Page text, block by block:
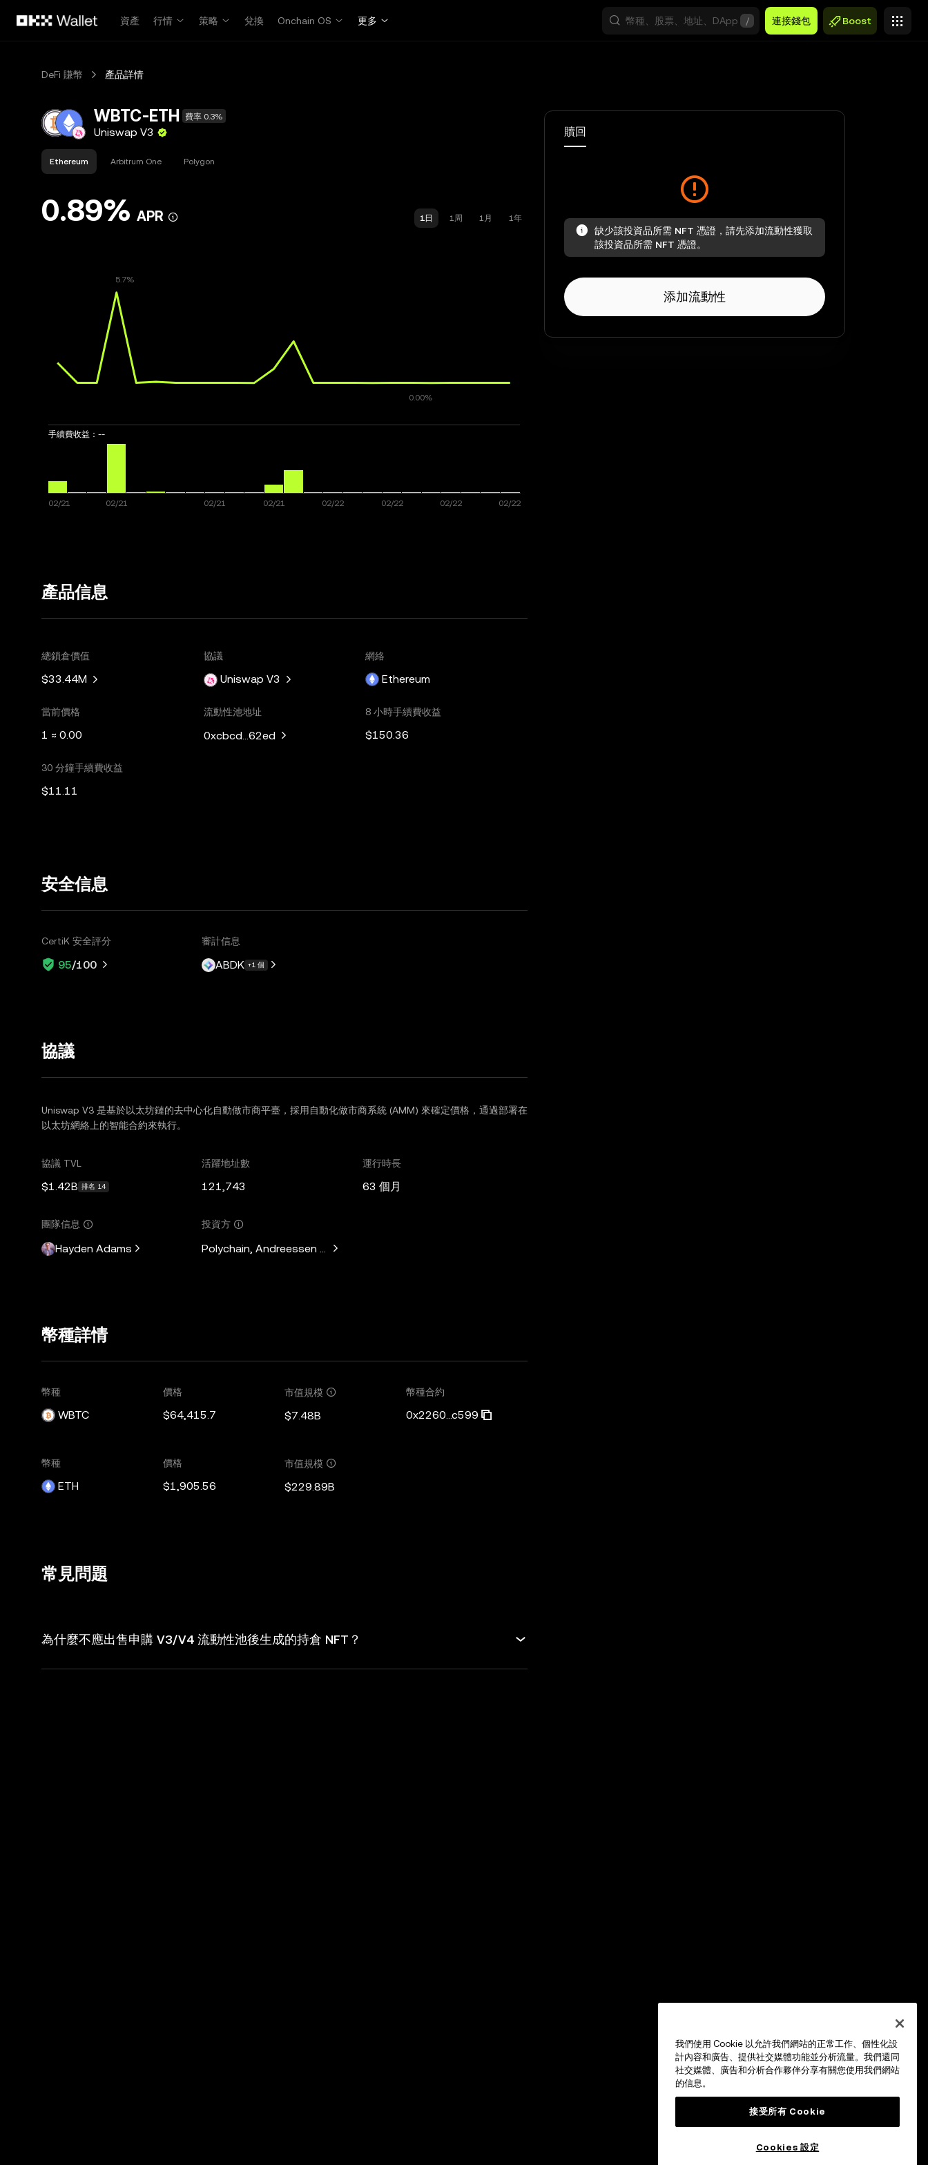
資產
行情 策略 兌換 Onchain OS 更多 / 連接錢包 Boost
DeFi 賺幣 產品詳情
WBTC-ETH 費率 0.3%
Uniswap V3
Ethereum Arbitrum One Polygon
0.89% APR 1日 1周 1月 1年
手續費收益： --
產品信息
總鎖倉價值
$33.44M
協議
Uniswap V3
網絡
Ethereum
當前價格
1 ≈ 0.00
流動性池地址
0xcbcd...62ed
8 小時手續費收益
$150.36
30 分鐘手續費收益
$11.11
安全信息
CertiK 安全評分
95/100
審計信息
ABDK +1 個
協議
Uniswap V3 是基於以太坊鏈的去中心化自動做市商平臺，採用自動化做市商系統 (AMM) 來確定價格，通過部署在
以太坊網絡上的智能合約來執行。
協議 TVL
$1.42B 排名 14
活躍地址數
121,743
運行時長
63 個月
團隊信息
Hayden Adams
投資方
Polychain, Andreessen Horowitz, Paradigm, Variant Fund, SV Angel
幣種詳情
幣種
WBTC
價格
$64,415.7
市值規模
$7.48B
幣種合約
0x2260...c599
幣種
ETH
價格
$1,905.56
市值規模
$229.89B
常見問題
為什麼不應出售申購 V3/V4 流動性池後生成的持倉 NFT？
贖回
缺少該投資品所需 NFT 憑證，請先添加流動性獲取
該投資品所需 NFT 憑證。
添加流動性
我們使用 Cookie 以允許我們網站的正常工作、個性化設
計內容和廣告、提供社交媒體功能並分析流量。我們還同
社交媒體、廣告和分析合作夥伴分享有關您使用我們網站
的信息。
接受所有 Cookie
Cookies 設定